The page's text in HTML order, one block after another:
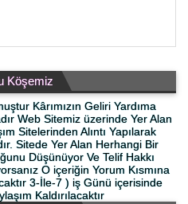
Köşemiz
Kârımızın Geliri Yardıma
Web Sitemiz üzerinde Yer Alan
Sitelerinden Alıntı Yapılarak
Sitede Yer Alan Herhangi Bir
Düşünüyor Ve Telif Hakkı
O içeriğin Yorum Kısmına
3-İle-7 ) iş Günü içerisinde
Kaldırılacaktır